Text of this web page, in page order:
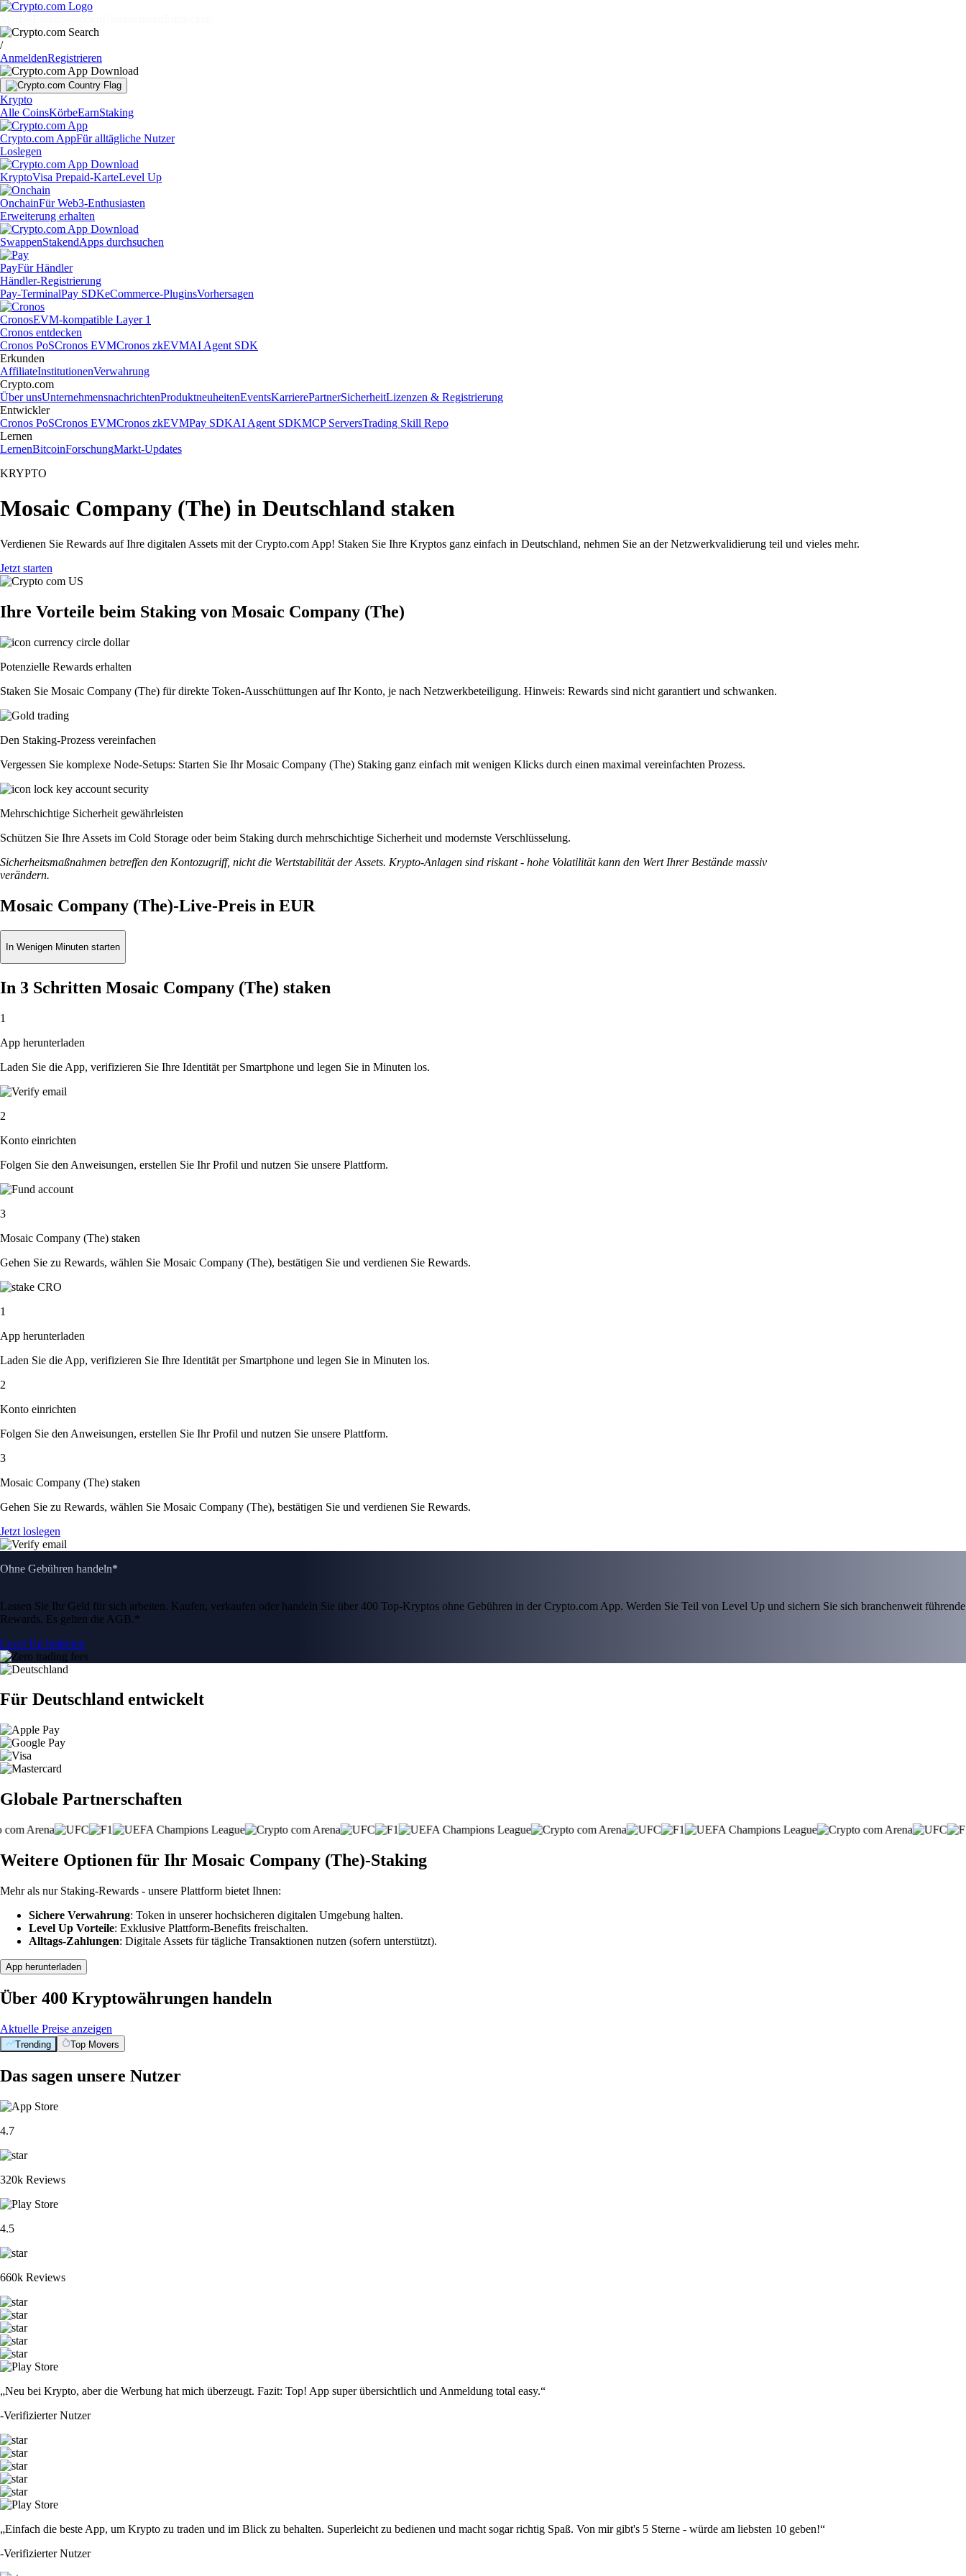
/
AnmeldenRegistrieren
Krypto
Alle CoinsKörbeEarnStaking
Crypto.com AppFür alltägliche Nutzer
Loslegen
KryptoVisa Prepaid-KarteLevel Up
OnchainFür Web3-Enthusiasten
Erweiterung erhalten
SwappenStakendApps durchsuchen
PayFür Händler
Händler-Registrierung
Pay-TerminalPay SDKeCommerce-PluginsVorhersagen
CronosEVM-kompatible Layer 1
Cronos entdecken
Cronos PoSCronos EVMCronos zkEVMAI Agent SDK
Erkunden
AffiliateInstitutionenVerwahrung
Crypto.com
Über unsUnternehmensnachrichtenProduktneuheitenEventsKarrierePartnerSicherheitLizenzen & Registrierung
Entwickler
Cronos PoSCronos EVMCronos zkEVMPay SDKAI Agent SDKMCP ServersTrading Skill Repo
Lernen
LernenBitcoinForschungMarkt-Updates
KRYPTO
Mosaic Company (The) in Deutschland staken
Verdienen Sie Rewards auf Ihre digitalen Assets mit der Crypto.com App! Staken Sie Ihre Kryptos ganz einfach in Deutschland, nehmen Sie an der Netzwerkvalidierung teil und vieles mehr.
Jetzt starten
Ihre Vorteile beim Staking von Mosaic Company (The)
Potenzielle Rewards erhalten
Staken Sie Mosaic Company (The) für direkte Token-Ausschüttungen auf Ihr Konto, je nach Netzwerkbeteiligung. Hinweis: Rewards sind nicht garantiert und schwanken.
Den Staking-Prozess vereinfachen
Vergessen Sie komplexe Node-Setups: Starten Sie Ihr Mosaic Company (The) Staking ganz einfach mit wenigen Klicks durch einen maximal vereinfachten Prozess.
Mehrschichtige Sicherheit gewährleisten
Schützen Sie Ihre Assets im Cold Storage oder beim Staking durch mehrschichtige Sicherheit und modernste Verschlüsselung.
Sicherheitsmaßnahmen betreffen den Kontozugriff, nicht die Wertstabilität der Assets. Krypto-Anlagen sind riskant - hohe Volatilität kann den Wert Ihrer Bestände massiv
verändern.
Mosaic Company (The)-Live-Preis in EUR
In Wenigen Minuten starten
In 3 Schritten Mosaic Company (The) staken
1
App herunterladen
Laden Sie die App, verifizieren Sie Ihre Identität per Smartphone und legen Sie in Minuten los.
2
Konto einrichten
Folgen Sie den Anweisungen, erstellen Sie Ihr Profil und nutzen Sie unsere Plattform.
3
Mosaic Company (The) staken
Gehen Sie zu Rewards, wählen Sie Mosaic Company (The), bestätigen Sie und verdienen Sie Rewards.
1
App herunterladen
Laden Sie die App, verifizieren Sie Ihre Identität per Smartphone und legen Sie in Minuten los.
2
Konto einrichten
Folgen Sie den Anweisungen, erstellen Sie Ihr Profil und nutzen Sie unsere Plattform.
3
Mosaic Company (The) staken
Gehen Sie zu Rewards, wählen Sie Mosaic Company (The), bestätigen Sie und verdienen Sie Rewards.
Jetzt loslegen
Ohne Gebühren handeln*
Lassen Sie Ihr Geld für sich arbeiten. Kaufen, verkaufen oder handeln Sie über 400 Top-Kryptos ohne Gebühren in der Crypto.com App. Werden Sie Teil von Level Up und sichern Sie sich branchenweit führende
Rewards. Es gelten die AGB.*
Level Up beitreten
Für Deutschland entwickelt
Globale Partnerschaften
Weitere Optionen für Ihr Mosaic Company (The)-Staking
Mehr als nur Staking-Rewards - unsere Plattform bietet Ihnen:
Sichere Verwahrung: Token in unserer hochsicheren digitalen Umgebung halten.
Level Up Vorteile: Exklusive Plattform-Benefits freischalten.
Alltags-Zahlungen: Digitale Assets für tägliche Transaktionen nutzen (sofern unterstützt).
App herunterladen
Über 400 Kryptowährungen handeln
Aktuelle Preise anzeigen
Trending Top Movers
Das sagen unsere Nutzer
4.7
320k Reviews
4.5
660k Reviews
„Neu bei Krypto, aber die Werbung hat mich überzeugt. Fazit: Top! App super übersichtlich und Anmeldung total easy.“
-Verifizierter Nutzer
„Einfach die beste App, um Krypto zu traden und im Blick zu behalten. Superleicht zu bedienen und macht sogar richtig Spaß. Von mir gibt's 5 Sterne - würde am liebsten 10 geben!“
-Verifizierter Nutzer